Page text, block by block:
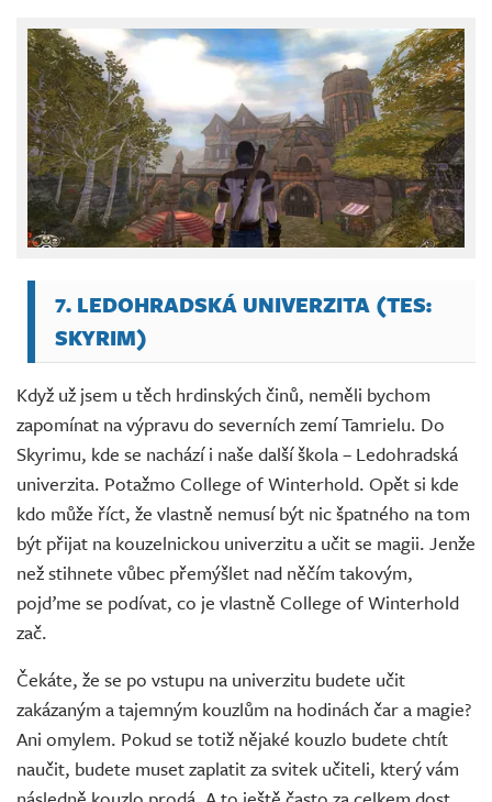
7. LEDOHRADSKÁ UNIVERZITA (TES:
SKYRIM)
Když už jsem u těch hrdinských činů, neměli bychom
zapomínat na výpravu do severních zemí Tamrielu. Do
Skyrimu, kde se nachází i naše další škola – Ledohradská
univerzita. Potažmo College of Winterhold. Opět si kde
kdo může říct, že vlastně nemusí být nic špatného na tom
být přijat na kouzelnickou univerzitu a učit se magii. Jenže
než stihnete vůbec přemýšlet nad něčím takovým,
pojďme se podívat, co je vlastně College of Winterhold
zač.
Čekáte, že se po vstupu na univerzitu budete učit
zakázaným a tajemným kouzlům na hodinách čar a magie?
Ani omylem. Pokud se totiž nějaké kouzlo budete chtít
naučit, budete muset zaplatit za svitek učiteli, který vám